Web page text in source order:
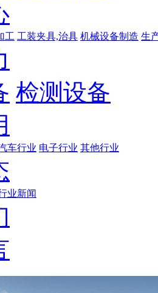
工 工装夹具,治具 机械设备制造 生
检测设备
车行业 电子行业 其他行业
业新闻